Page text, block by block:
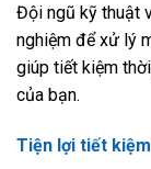
Đội ngũ kỹ thuật
nghiệm để xử lý
giúp tiết kiệm
của bạn.
Tiện lợi tiết kiệm